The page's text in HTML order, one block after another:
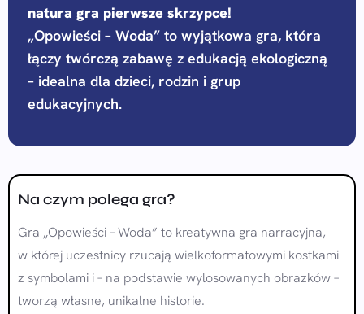
natura gra pierwsze skrzypce!
„Opowieści – Woda” to wyjątkowa gra, która
łączy twórczą zabawę z edukacją ekologiczną
– idealna dla dzieci, rodzin i grup
edukacyjnych.
Na czym polega gra?
Gra „Opowieści – Woda” to kreatywna gra narracyjna,
w której uczestnicy rzucają wielkoformatowymi kostkami
z symbolami i – na podstawie wylosowanych obrazków –
tworzą własne, unikalne historie.